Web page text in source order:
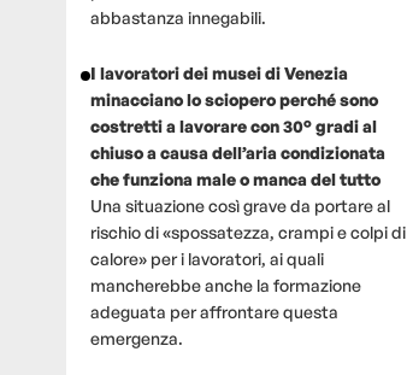
abbastanza innegabili.
I lavoratori dei musei di Venezia
minacciano lo sciopero perché sono
costretti a lavorare con 30° gradi al
chiuso a causa dell’aria condizionata
che funziona male o manca del tutto
Una situazione così grave da portare al
rischio di «spossatezza, crampi e colpi di
calore» per i lavoratori, ai quali
mancherebbe anche la formazione
adeguata per affrontare questa
emergenza.